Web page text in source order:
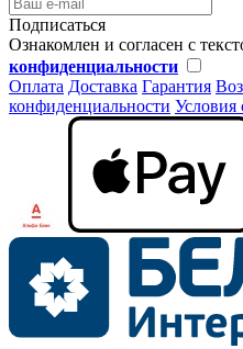
Подписаться
Ознакомлен и согласен с
конфиденциальности
Оплата Доставка Гарантия
конфиденциальности Условия